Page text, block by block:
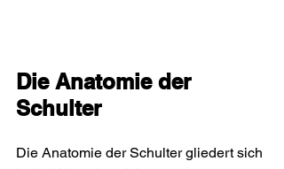
Die Anatomie der
Schulter
Die Anatomie der Schulter gliedert sich